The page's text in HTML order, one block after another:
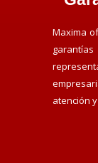
Maxima
atención